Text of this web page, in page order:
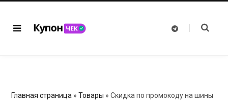
T
Главная страница » Товары » Скидка по промокоду на шины